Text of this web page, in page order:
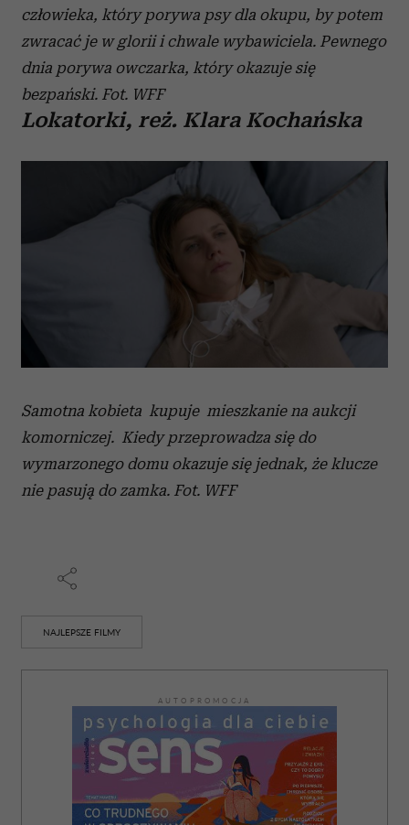
człowieka, który porywa psy dla okupu, by potem
zwracać je w glorii i chwale wybawiciela. Pewnego
dnia porywa owczarka, który okazuje się
bezpański. Fot. WFF
Lokatorki, reż. Klara Kochańska
Samotna kobieta kupuje mieszkanie na aukcji
komorniczej. Kiedy przeprowadza się do
wymarzonego domu okazuje się jednak, że klucze
nie pasują do zamka. Fot. WFF
NAJLEPSZE FILMY
AUTOPROMOCJA